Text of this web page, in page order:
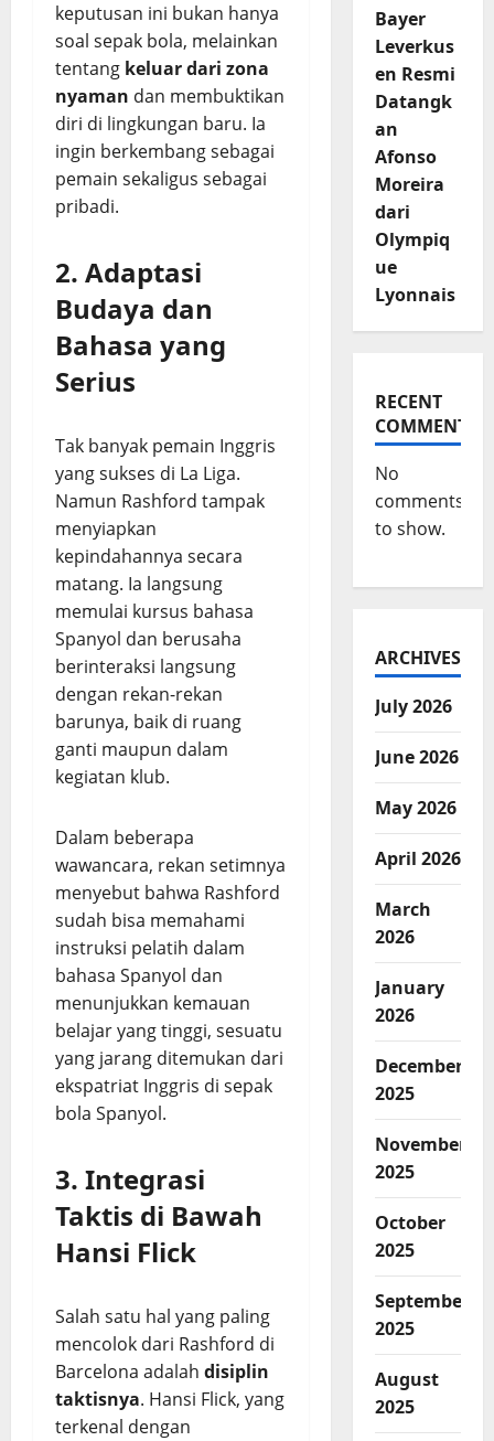
keputusan ini bukan hanya
soal sepak bola, melainkan
tentang keluar dari zona
nyaman dan membuktikan
diri di lingkungan baru. Ia
ingin berkembang sebagai
pemain sekaligus sebagai
pribadi.
2. Adaptasi
Budaya dan
Bahasa yang
Serius
Tak banyak pemain Inggris
yang sukses di La Liga.
Namun Rashford tampak
menyiapkan
kepindahannya secara
matang. Ia langsung
memulai kursus bahasa
Spanyol dan berusaha
berinteraksi langsung
dengan rekan-rekan
barunya, baik di ruang
ganti maupun dalam
kegiatan klub.
Dalam beberapa
wawancara, rekan setimnya
menyebut bahwa Rashford
sudah bisa memahami
instruksi pelatih dalam
bahasa Spanyol dan
menunjukkan kemauan
belajar yang tinggi, sesuatu
yang jarang ditemukan dari
ekspatriat Inggris di sepak
bola Spanyol.
3. Integrasi
Taktis di Bawah
Hansi Flick
Salah satu hal yang paling
mencolok dari Rashford di
Barcelona adalah disiplin
taktisnya. Hansi Flick, yang
terkenal dengan
Bayer
Leverkus
en Resmi
Datangk
an
Afonso
Moreira
dari
Olympiq
ue
Lyonnais
RECENT
COMMENTS
No
comments
to show.
ARCHIVES
July 2026
June 2026
May 2026
April 2026
March
2026
January
2026
December
2025
November
2025
October
2025
September
2025
August
2025